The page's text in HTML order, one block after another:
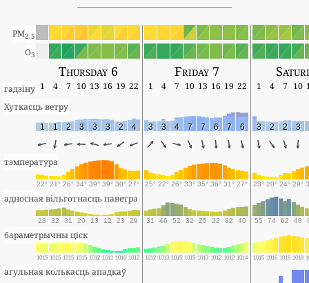
PM2.5
O3
Thursday 6 Friday 7
гадзіну 1 4 7 10 13 16 19 22 1 4 7 10 13 16 19 22 1 4 7 10
Хуткасць ветру
1 1 2 3 3 3 2 4 3 3 4 7 7 6 7 6 3 2 2 3
тэмпература
22° 21° 26° 34° 39° 39° 30° 27° 25° 22° 26° 33° 35° 36° 31° 27° 23° 20° 24° 29°
адносная вільготнасць паветра
28 32 31 20 13 12 23 29 31 46 52 32 25 22 32 40 55 74 62 48
бараметрычны ціск
1015 1015 1015 1015 1012 1011 1010 1012 1012 1013 1015 1015 1013 1012 1012 1014 1015 1016 1018 1018
агульная колькасць ападкаў